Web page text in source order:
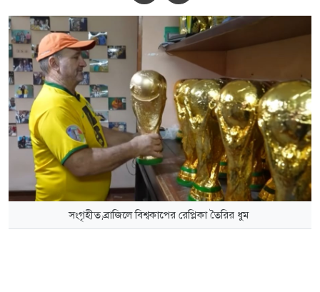
সংগৃহীত,ব্রাজিলে বিশ্বকাপের রেপ্লিকা তৈরির ধুম